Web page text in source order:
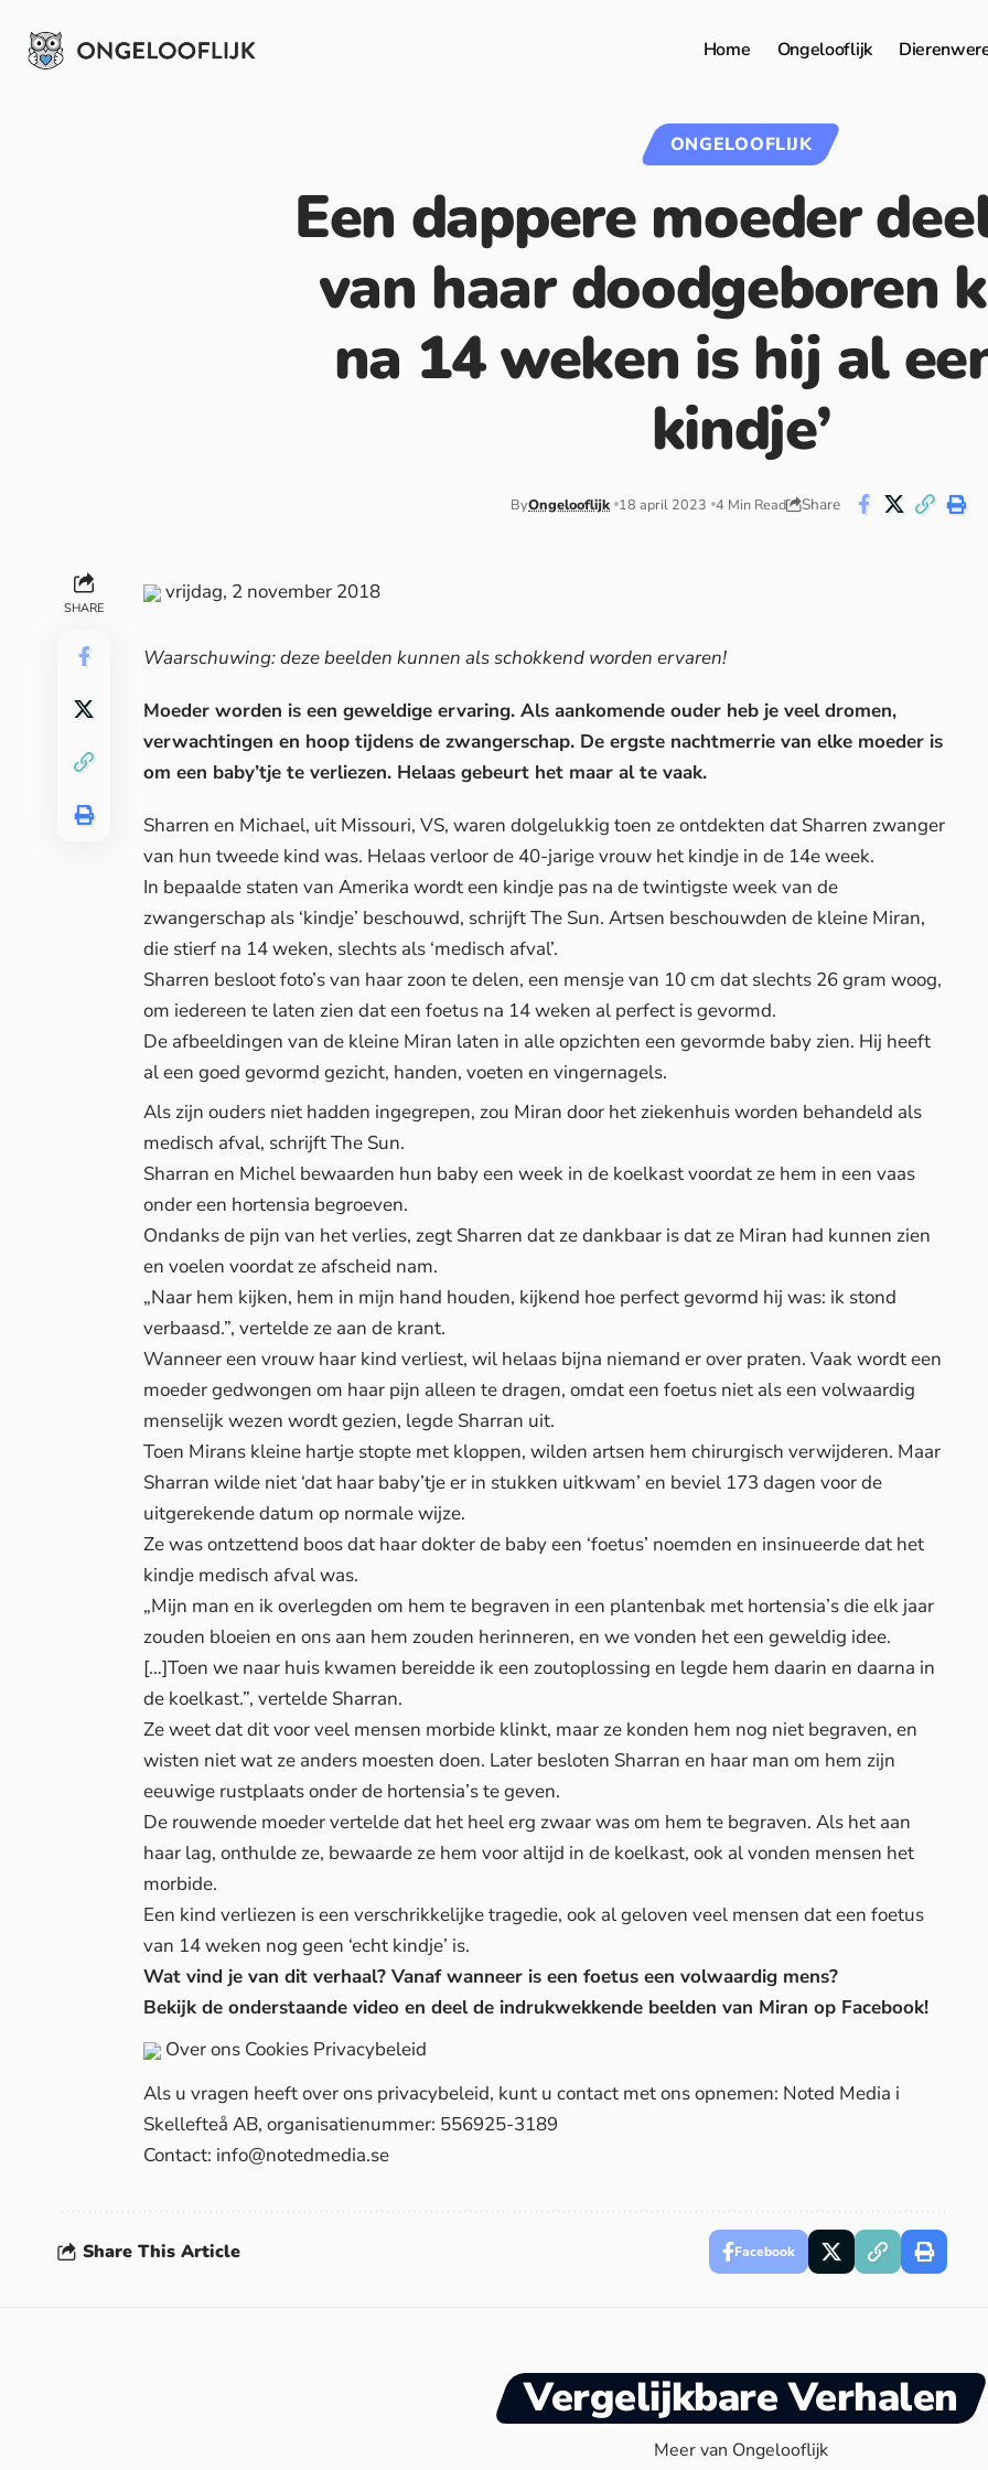
Home Ongelooflijk
ONGELOOFLIJK
Een dappere moeder
van haar doodgeboren
na 14 weken is hij al
kindje’
ByOngelooflijk 18 april 2023 4 Min Read Share
SHARE
vrijdag, 2 november 2018
Waarschuwing: deze beelden kunnen als schokkend worden ervaren!
Moeder worden is een geweldige ervaring. Als aankomende ouder heb je veel dromen,
verwachtingen en hoop tijdens de zwangerschap. De ergste nachtmerrie van elke moeder is
om een baby’tje te verliezen. Helaas gebeurt het maar al te vaak.
Sharren en Michael, uit Missouri, VS, waren dolgelukkig toen ze ontdekten dat Sharren zwanger
van hun tweede kind was. Helaas verloor de 40-jarige vrouw het kindje in de 14e week.
In bepaalde staten van Amerika wordt een kindje pas na de twintigste week van de
zwangerschap als ‘kindje’ beschouwd, schrijftThe Sun. Artsen beschouwden de kleine Miran,
die stierf na 14 weken, slechts als ‘medisch afval’.
Sharren besloot foto’s van haar zoon te delen, een mensje van 10 cm dat slechts 26 gram woog,
om iedereen te laten zien dat een foetus na 14 weken al perfect is gevormd.
De afbeeldingen van de kleine Miran laten in alle opzichten een gevormde baby zien. Hij heeft
al een goed gevormd gezicht, handen, voeten en vingernagels.
Als zijn ouders niet hadden ingegrepen, zou Miran door het ziekenhuis worden behandeld als
medisch afval, schrijft The Sun.
Sharran en Michel bewaarden hun baby een week in de koelkast voordat ze hem in een vaas
onder een hortensia begroeven.
Ondanks de pijn van het verlies, zegt Sharren dat ze dankbaar is dat ze Miran had kunnen zien
en voelen voordat ze afscheid nam.
„Naar hem kijken, hem in mijn hand houden, kijkend hoe perfect gevormd hij was: ik stond
verbaasd.”, vertelde ze aan de krant.
Wanneer een vrouw haar kind verliest, wil helaas bijna niemand er over praten. Vaak wordt een
moeder gedwongen om haar pijn alleen te dragen, omdat een foetus niet als een volwaardig
menselijk wezen wordt gezien, legde Sharran uit.
Toen Mirans kleine hartje stopte met kloppen, wilden artsen hem chirurgisch verwijderen. Maar
Sharran wilde niet ‘dat haar baby’tje er in stukken uitkwam’ en beviel 173 dagen voor de
uitgerekende datum op normale wijze.
Ze was ontzettend boos dat haar dokter de baby een ‘foetus’ noemden en insinueerde dat het
kindje medisch afval was.
„Mijn man en ik overlegden om hem te begraven in een plantenbak met hortensia’s die elk jaar
zouden bloeien en ons aan hem zouden herinneren, en we vonden het een geweldig idee.
[…]Toen we naar huis kwamen bereidde ik een zoutoplossing en legde hem daarin en daarna in
de koelkast.”, vertelde Sharran.
Ze weet dat dit voor veel mensen morbide klinkt, maar ze konden hem nog niet begraven, en
wisten niet wat ze anders moesten doen. Later besloten Sharran en haar man om hem zijn
eeuwige rustplaats onder de hortensia’s te geven.
De rouwende moeder vertelde dat het heel erg zwaar was om hem te begraven. Als het aan
haar lag, onthulde ze, bewaarde ze hem voor altijd in de koelkast, ook al vonden mensen het
morbide.
Een kind verliezen is een verschrikkelijke tragedie, ook al geloven veel mensen dat een foetus
van 14 weken nog geen ‘echt kindje’ is.
Wat vind je van dit verhaal? Vanaf wanneer is een foetus een volwaardig mens?
Bekijk de onderstaande video en deel de indrukwekkende beelden van Miran op Facebook!
Over ons Cookies Privacybeleid
Als u vragen heeft over ons privacybeleid, kunt u contact met ons opnemen: Noted Media i
Skellefteå AB, organisatienummer: 556925-3189
Contact: info@notedmedia.se
Share This Article Facebook
Vergelijkbare Verhalen
Meer van Ongelooflijk